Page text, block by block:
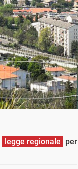
legge regionale per